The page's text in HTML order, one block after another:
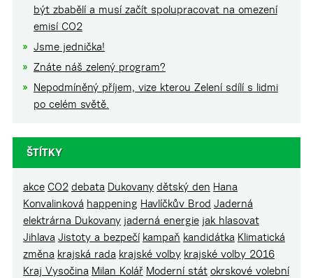
být zbabělí a musí začít spolupracovat na omezení
emisí CO2
Jsme jednička!
Znáte náš zelený program?
Nepodmíněný příjem, vize kterou Zelení sdílí s lidmi
po celém světě.
ŠTÍTKY
akce CO2 debata Dukovany dětský den Hana
Konvalinková happening Havlíčkův Brod Jaderná
elektrárna Dukovany jaderná energie jak hlasovat
Jihlava Jistoty a bezpečí kampaň kandidátka Klimatická
změna krajská rada krajské volby krajské volby 2016
Kraj Vysočina Milan Kolář Moderní stát okrskové volební